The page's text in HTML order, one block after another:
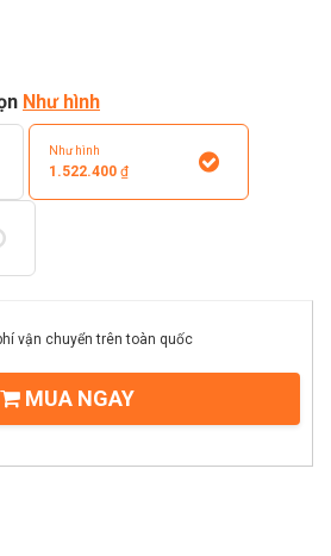
Như hình
Như hình
1.522.400₫
vận chuyển trên toàn quốc
MUA NGAY